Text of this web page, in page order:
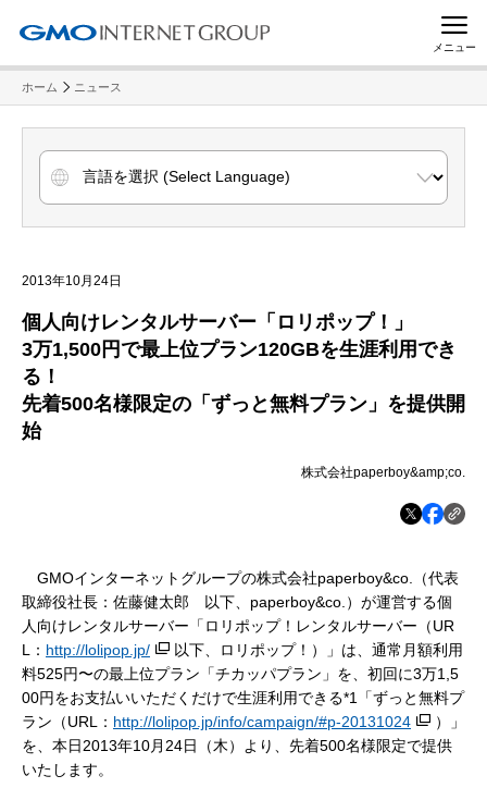
メニュー
ホーム ニュース
2013年10月24日
個人向けレンタルサーバー「ロリポップ！」
3万1,500円で最上位プラン120GBを生涯利用でき
る！
先着500名様限定の「ずっと無料プラン」を提供開
始
株式会社paperboy&amp;co.
GMOインターネットグループの株式会社paperboy&co.（代表
取締役社長：佐藤健太郎 以下、paperboy&co.）が運営する個
人向けレンタルサーバー「ロリポップ！レンタルサーバー（UR
L： http://lolipop.jp/
以下、ロリポップ！）」は、通常月額利用
料525円〜の最上位プラン「チカッパプラン」を、初回に3万1,5
00円をお支払いいただくだけで生涯利用できる*1「ずっと無料プ
ラン（URL： http://lolipop.jp/info/campaign/#p-20131024
）」
を、本日2013年10月24日（木）より、先着500名様限定で提供
いたします。